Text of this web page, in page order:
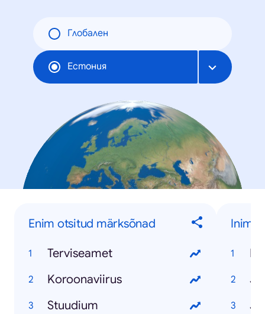
Глобален
Естония
Enim otsitud märksõnad
Terviseamet
Koroonaviirus
Stuudium